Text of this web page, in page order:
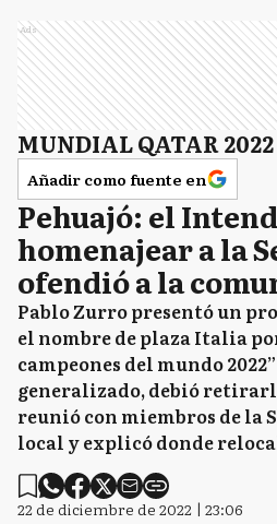
Ads
MUNDIAL QATAR 2022
Añadir como fuente en
Pehuajó: el
homenajear a la
ofendió a la
Pablo Zurro presentó un
el nombre de plaza Italia
campeones del mundo
generalizado, debió
reunió con miembros de la
local y explicó donde
22 de diciembre de 2022 | 23:06